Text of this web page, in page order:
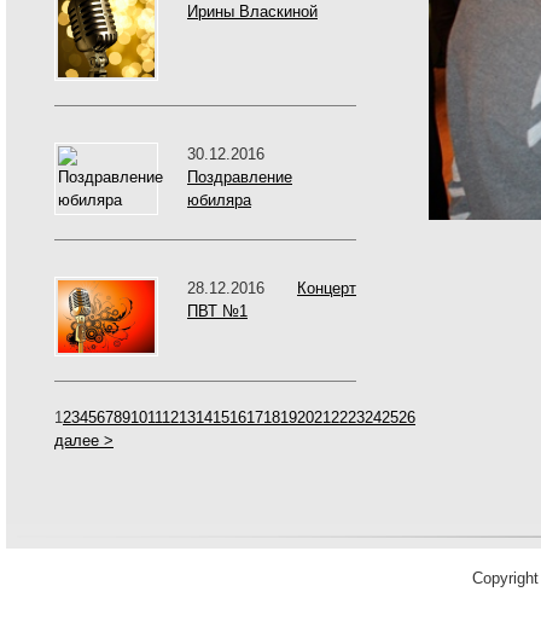
Ирины Власкиной
30.12.2016
Поздравление
юбиляра
28.12.2016 Концерт
ПВТ №1
1 23456789101112131415161718192021 2223242526
далее >